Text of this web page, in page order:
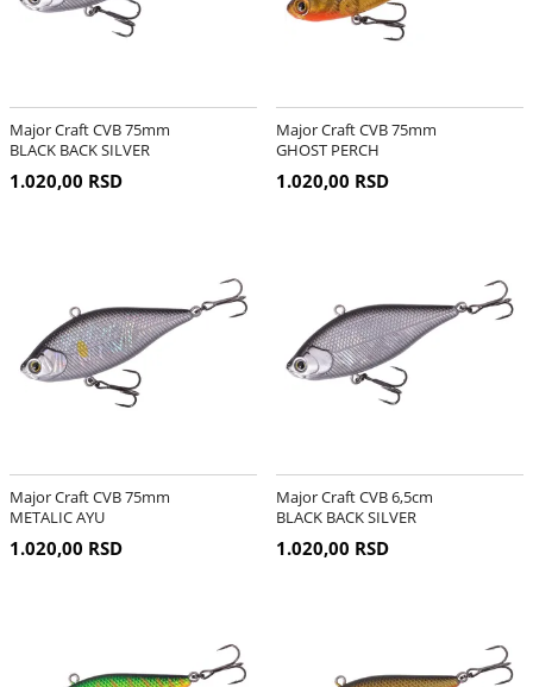
Major Craft CVB 75mm
BLACK BACK SILVER
1.020,00 RSD
Major Craft CVB 75mm
GHOST PERCH
1.020,00 RSD
Major Craft CVB 75mm
METALIC AYU
1.020,00 RSD
Major Craft CVB 6,5cm
BLACK BACK SILVER
1.020,00 RSD